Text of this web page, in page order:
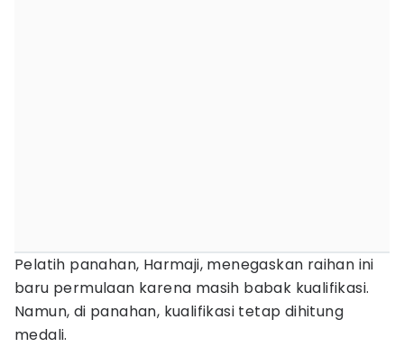
Pelatih panahan, Harmaji, menegaskan raihan ini
baru permulaan karena masih babak kualifikasi.
Namun, di panahan, kualifikasi tetap dihitung
medali.